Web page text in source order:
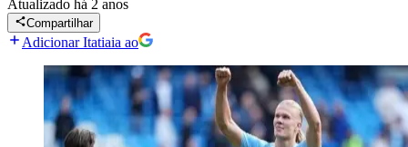
Atualizado há 2 anos
Compartilhar
Adicionar Itatiaia ao